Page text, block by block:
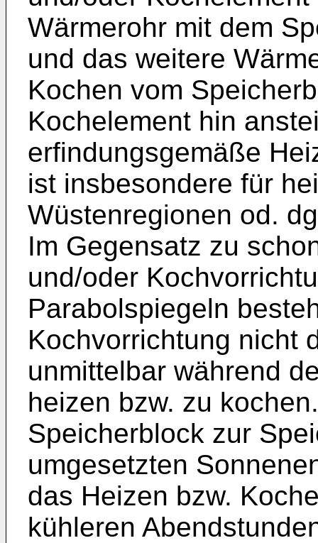
Wärmerohr mit dem
und das weitere
Kochen vom
Kochelement hin
erfindungsgemäße
ist insbesondere für
Wüstenregionen od.
Im Gegensatz zu
und/oder
Parabolspiegeln
Kochvorrichtung nicht
unmittelbar während
heizen bzw. zu
Speicherblock zur
umgesetzten
das Heizen bzw.
kühleren